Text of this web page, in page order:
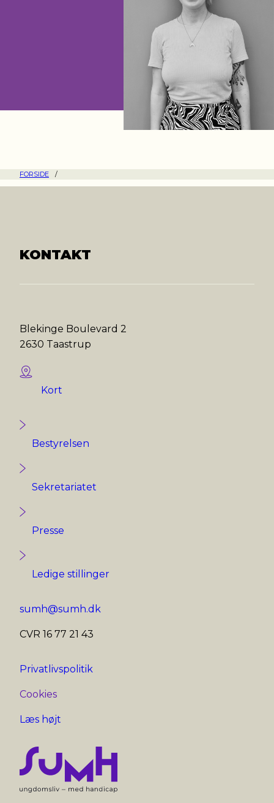
FORSIDE /
KONTAKT
Blekinge Boulevard 2
2630 Taastrup
Kort
Bestyrelsen
Sekretariatet
Presse
Ledige stillinger
sumh@sumh.dk
CVR 16 77 21 43
Privatlivspolitik
Cookies
Læs højt